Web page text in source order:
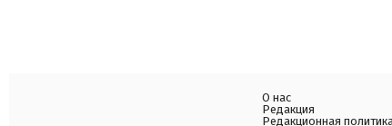
О нас
Редакция
Редакционная